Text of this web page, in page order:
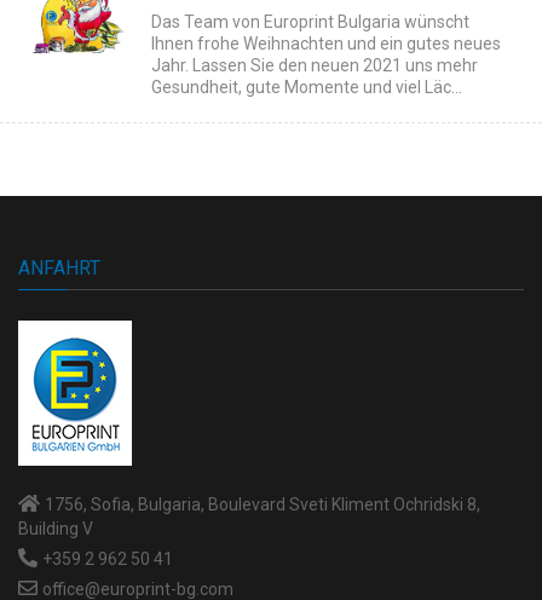
Das Team von Europrint Bulgaria wünscht
Ihnen frohe Weihnachten und ein gutes neues
Jahr. Lassen Sie den neuen 2021 uns mehr
Gesundheit, gute Momente und viel Läc...
ANFAHRT
1756, Sofia, Bulgaria, Boulevard Sveti Kliment Ochridski 8,
Building V
+359 2 962 50 41
office@europrint-bg.com